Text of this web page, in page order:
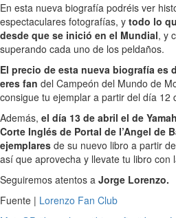
En esta nueva biografía podréis ver
espectaculares fotografías, y todo lo
desde que se inició en el Mundial, y
superando cada uno de los peldaños.
El precio de esta nueva biografía es
eres fan del Campeón del Mundo de
consigue tu ejemplar a partir del día 12
Además, el día 13 de abril el de
Corte Inglés de Portal de l’Angel de
ejemplares de su nuevo libro a partir
así que aprovecha y llevate tu libro con
Seguiremos atentos a Jorge Lorenzo.
Fuente | Lorenzo Fan Club